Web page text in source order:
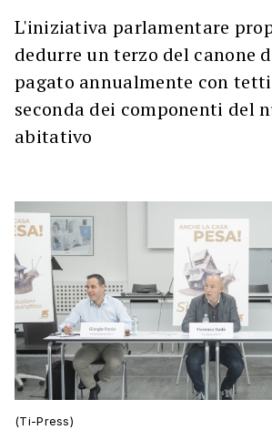
L'iniziativa parlamentare
dedurre un terzo del canone
pagato annualmente con
seconda dei componenti del
abitativo
(Ti-Press)